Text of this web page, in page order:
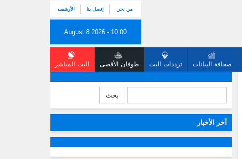
من نحن إتصل بنا الأرشيف
August 8 2026 - 10:00
صحافة البيانات ترددات البث طوفان الأقصى البث المباشر
بحث
آخر الأخبار